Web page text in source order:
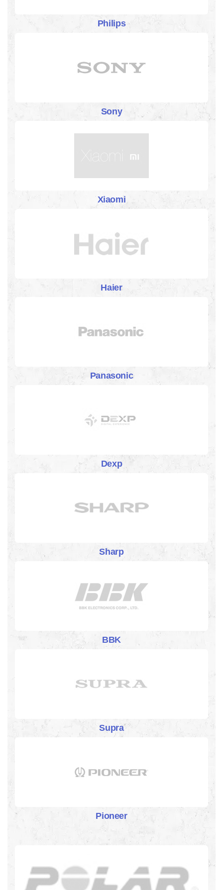
Philips
Sony
Xiaomi
Haier
Panasonic
Dexp
Sharp
BBK
Supra
Pioneer